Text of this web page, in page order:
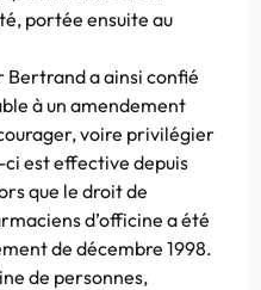
portée ensuite au
Bertrand a ainsi confié
à un amendement
voire privilégier
est effective depuis
que le droit de
d’officine a été
de décembre 1998.
de personnes,